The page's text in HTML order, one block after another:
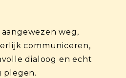
weg,
communiceren,
dialoog en echt
plegen.